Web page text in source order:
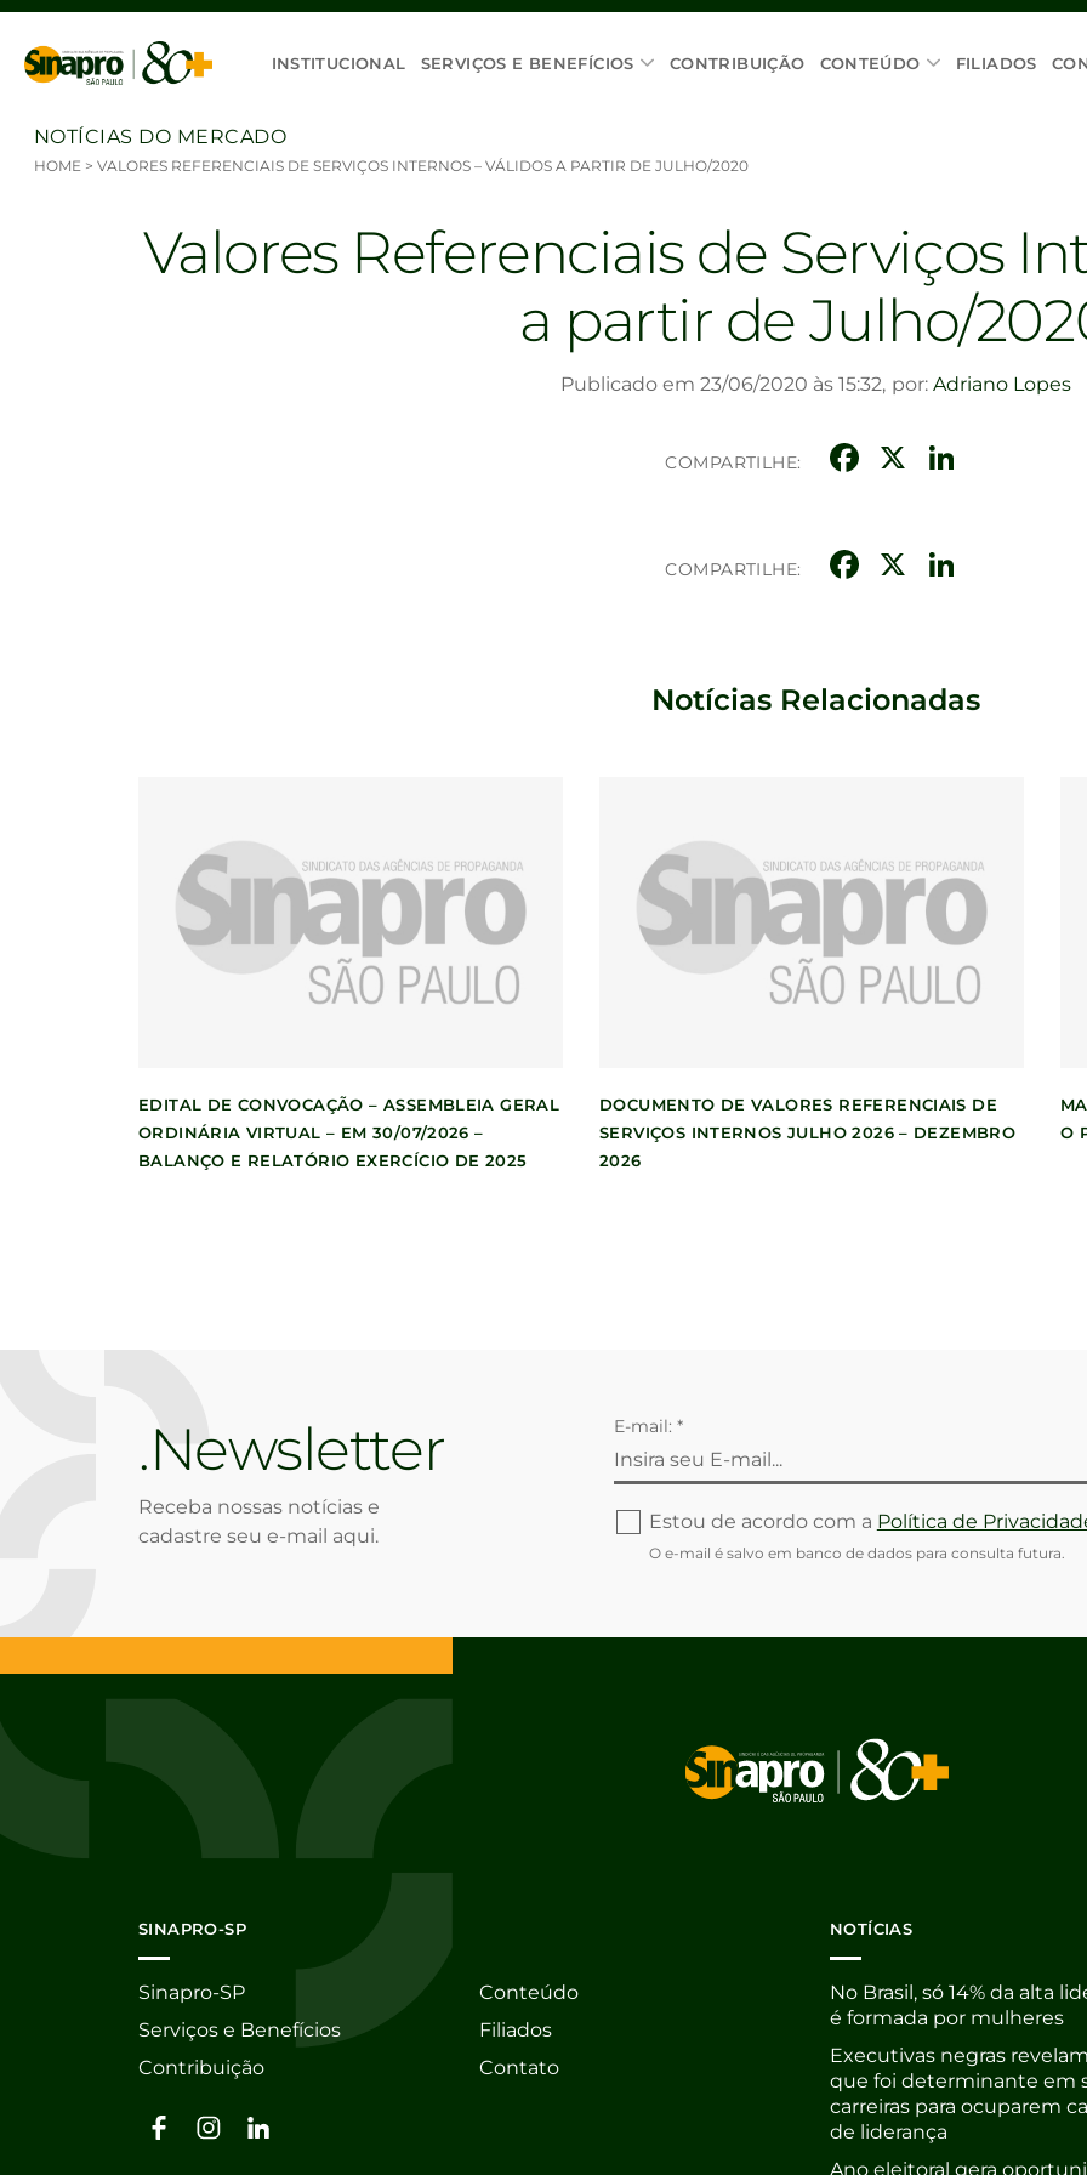
Ir para o conteúdo
INSTITUCIONAL SERVIÇOS E BENEFÍCIOS CONTRIBUIÇÃO CONTEÚDO FILIADOS
NOTÍCIAS DO MERCADO
HOME > VALORES REFERENCIAIS DE SERVIÇOS INTERNOS – VÁLIDOS A PARTIR DE JULHO/2020
Valores Referenciais de Serviços
a partir de Julho/
Publicado em 23/06/2020 às 15:32, por: Adriano Lopes
COMPARTILHE: Facebook
X
COMPARTILHE: Facebook
X
Notícias Relacionadas
EDITAL DE CONVOCAÇÃO – ASSEMBLEIA GERAL
ORDINÁRIA VIRTUAL – EM 30/07/2026 –
BALANÇO E RELATÓRIO EXERCÍCIO DE 2025
DOCUMENTO DE VALORES REFERENCIAIS DE
SERVIÇOS INTERNOS JULHO 2026 – DEZEMBRO
2026
O
Newsletter
Receba nossas notícias e
cadastre seu e-mail aqui.
E-mail: *
Estou de acordo com a Política de
O e-mail é salvo em banco de dados para consulta futura.
SINAPRO-SP
Sinapro-SP
Serviços e Benefícios
Contribuição
Conteúdo
Filiados
Contato
NOTÍCIAS
No Brasil, só 14% da alta
é formada por mulheres
Executivas negras
que foi determinante em
carreiras para ocuparem
de liderança
Ano eleitoral gera